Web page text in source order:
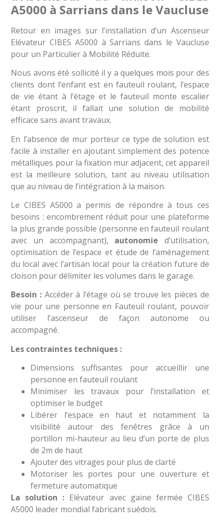
A5000 à Sarrians dans le Vaucluse
Retour en images sur l’installation d’un Ascenseur
Elévateur CIBES A5000 à Sarrians dans le Vaucluse
pour un Particulier à Mobilité Réduite.
Nous avons été sollicité il y a quelques mois pour des
clients dont l’enfant est en fauteuil roulant, l’espace
de vie étant à l’étage et le fauteuil monte escalier
étant proscrit, il fallait une solution de mobilité
efficace sans avant travaux.
En l’absence de mur porteur ce type de solution est
facile à installer en ajoutant simplement des potence
métalliques pour la fixation mur adjacent, cet appareil
est la meilleure solution, tant au niveau utilisation
que au niveau de l’intégration à la maison.
Le CIBES A5000 a permis de répondre à tous ces
besoins : encombrement réduit pour une plateforme
la plus grande possible (personne en fauteuil roulant
avec un accompagnant), autonomie d’utilisation,
optimisation de l’espace et étude de l’aménagement
du local avec l’artisan local pour la création future de
cloison pour délimiter les volumes dans le garage.
Besoin : Accéder à l’étage où se trouve les pièces de
vie pour une personne en Fauteuil roulant, pouvoir
utiliser l’ascenseur de façon autonome ou
accompagné.
Les contraintes techniques :
Dimensions suffisantes pour accueillir une
personne en fauteuil roulant
Minimiser les travaux pour l’installation et
optimiser le budget
Libérer l’espace en haut et notamment la
visibilité autour des fenêtres grâce à un
portillon mi-hauteur au lieu d’un porte de plus
de 2m de haut
Ajouter des vitrages pour plus de clarté
Motoriser les portes pour une ouverture et
fermeture automatique
La solution : Elévateur avec gaine fermée CIBES
A5000 leader mondial fabricant suédois.